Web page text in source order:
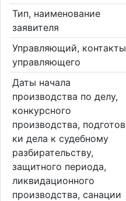
Тип, наименование
заявителя
Управляющий, контакты
управляющего
Даты начала
производства по делу,
конкурсного
производства, подготов
ки дела к судебному
разбирательству,
защитного периода,
ликвидационного
производства, санации